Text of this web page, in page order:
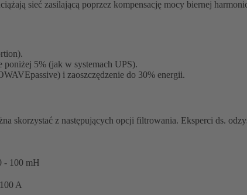
sieć zasilającą poprzez kompensację mocy biernej
poniżej 5% (jak w systemach UPS).
i zaoszczędzenie do 30% energii.
skorzystać z następujących opcji filtrowania. Eksperci ds.
- 100 mH
A